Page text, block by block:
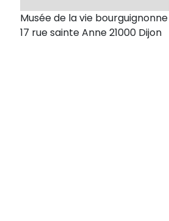
Musée de la vie bourguignonne
17 rue sainte Anne 21000 Dijon